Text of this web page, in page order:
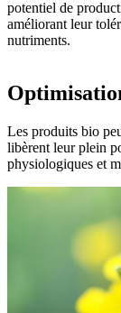
potentiel de
améliorant leur
nutriments.
Les produits bio
libèrent leur plein
physiologiques et